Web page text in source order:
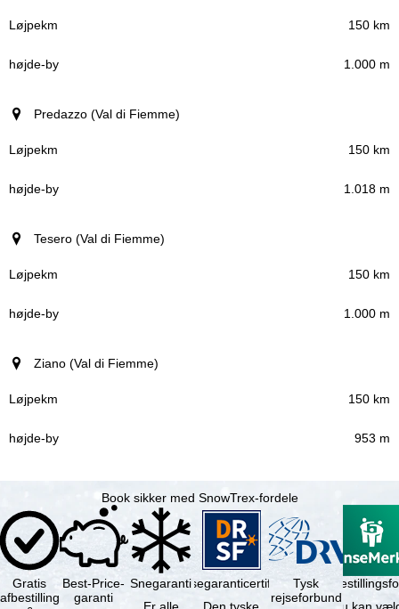
Løjpekm
150 km
1.000 m
Predazzo (Val di Fiemme)
150 km
1.018 m
Tesero (Val di Fiemme)
150 km
1.000 m
Ziano (Val di Fiemme)
150 km
953 m
Book sikker med SnowTrex-fordele
Gratis
afbestilling
Best-Price-
garanti
SnegarantiRejsegaranticertifikat Tysk
rejseforbund